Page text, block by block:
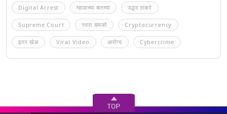
Digital Arrest म्हाडाच्या बातम्या उद्धव ठाकरे
Supreme Court नवरा बायको Cryptocurrency
इतर खेळ Viral Video आरोग्य Cybercrime